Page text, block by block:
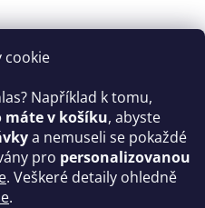
cookie
Například k tomu,
máte v košíku, abyste
a nemuseli se pokaždé
pro personalizovanou
. Veškeré detaily ohledně
.